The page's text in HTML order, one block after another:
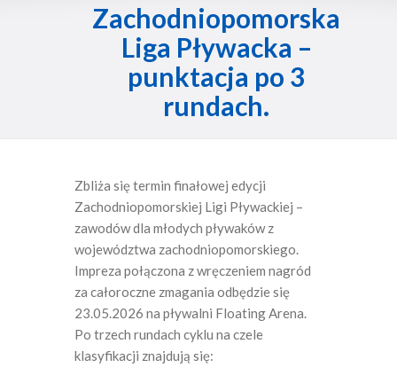
Zachodniopomorska
Liga Pływacka –
punktacja po 3
rundach.
Zbliża się termin finałowej edycji
Zachodniopomorskiej Ligi Pływackiej –
zawodów dla młodych pływaków z
województwa zachodniopomorskiego.
Impreza połączona z wręczeniem nagród
za całoroczne zmagania odbędzie się
23.05.2026 na pływalni Floating Arena.
Po trzech rundach cyklu na czele
klasyfikacji znajdują się: